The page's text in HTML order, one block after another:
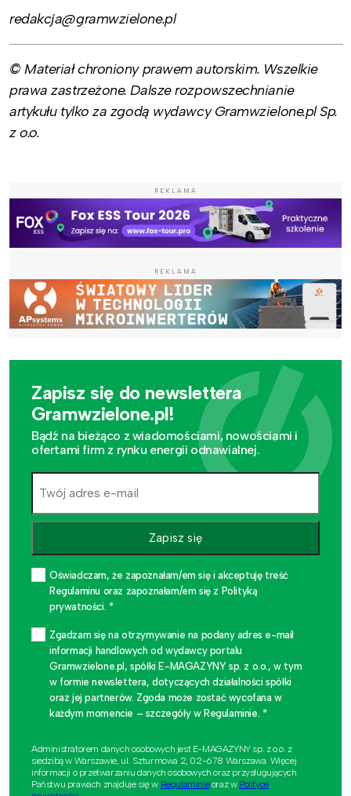
redakcja@gramwzielone.pl
© Materiał chroniony prawem autorskim. Wszelkie
prawa zastrzeżone. Dalsze rozpowszechnianie
artykułu tylko za zgodą wydawcy Gramwzielone.pl Sp.
z o.o.
REKLAMA
REKLAMA
Zapisz się do newslettera
Gramwzielone.pl!
Bądź na bieżąco z wiadomościami, nowościami i
ofertami firm z rynku energii odnawialnej.
Zapisz się
Oświadczam, że zapoznałam/em się i akceptuję treść
Regulaminu oraz zapoznałam/em się z Polityką
prywatności. *
Zgadzam się na otrzymywanie na podany adres e-mail
informacji handlowych od wydawcy portalu
Gramwzielone.pl, spółki E-MAGAZYNY sp. z o.o., w tym
w formie newslettera, dotyczących działalności spółki
oraz jej partnerów. Zgoda może zostać wycofana w
każdym momencie – szczegóły w Regulaminie. *
Administratorem danych osobowych jest E-MAGAZYNY sp. z o.o. z
siedzibą w Warszawie, ul. Szturmowa 2, 02-678 Warszawa. Więcej
informacji o przetwarzaniu danych osobowych oraz przysługujących
Państwu prawach znajduje się w Regulaminieoraz w Polityce